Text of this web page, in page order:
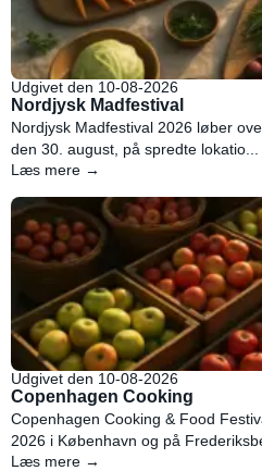
Udgivet den 10-08-2026
Nordjysk Madfestival
Nordjysk Madfestival 2026 løber
den 30. august, på spredte lokatio...
Læs mere →
Udgivet den 10-08-2026
Copenhagen Cooking
Copenhagen Cooking & Food
2026 i København og på
Læs mere →